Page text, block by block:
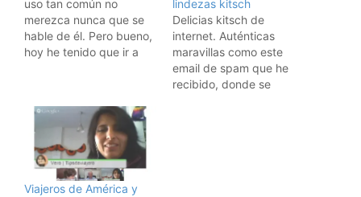
uso tan común no
merezca nunca que se
hable de él. Pero bueno,
hoy he tenido que ir a
tipos. Y me decía .....
que no hay forma de
comparar las distintas
marcas; unas venden…
lindezas kitsch
Delicias kitsch de
internet. Auténticas
maravillas como este
email de spam que he
recibido, donde se
Viajeros de América y